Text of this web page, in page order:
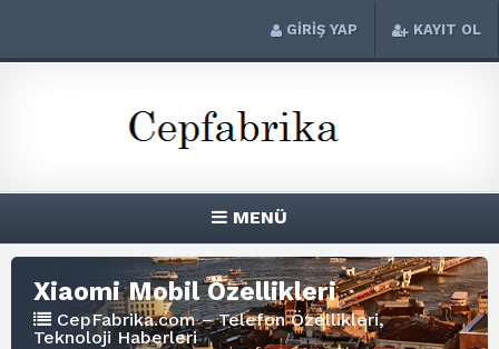
GİRİŞ YAP KAYIT OL
MENÜ
Xiaomi Mobil Özellikleri
CepFabrika.com – Telefon Özellikleri,
Teknoloji Haberleri